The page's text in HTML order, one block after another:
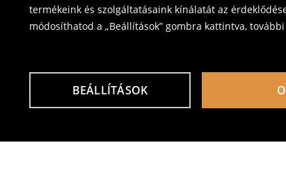
termékeink és szolgáltatásaink kínálatát az
módosíthatod a „Beállítások” gombra kattintva,
BEÁLLÍTÁSOK